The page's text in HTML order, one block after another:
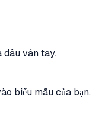
vân tay.
biểu mẫu của bạn.